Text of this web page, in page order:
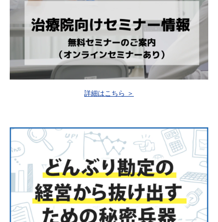
詳細はこちら ＞